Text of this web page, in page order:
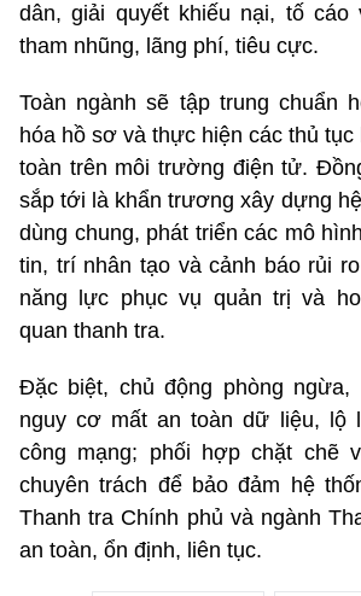
dân, giải quyết khiếu nại, tố cáo
tham nhũng, lãng phí, tiêu cực.
Toàn ngành sẽ tập trung chuẩn
hóa hồ sơ và thực hiện các thủ tục
toàn trên môi trường điện tử.
sắp tới là khẩn trương xây dựng
dùng chung, phát triển các mô
tin, trí nhân tạo và cảnh báo rủi
năng lực phục vụ quản trị và
quan thanh tra.
Đặc biệt, chủ động phòng
nguy cơ mất an toàn dữ liệu, lộ
công mạng; phối hợp chặt chẽ
chuyên trách để bảo đảm hệ
Thanh tra Chính phủ và ngành
an toàn, ổn định, liên tục.